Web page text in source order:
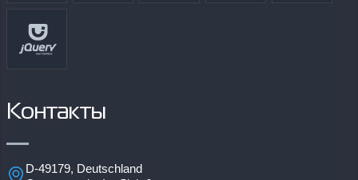
Контакты
D-49179, Deutschland